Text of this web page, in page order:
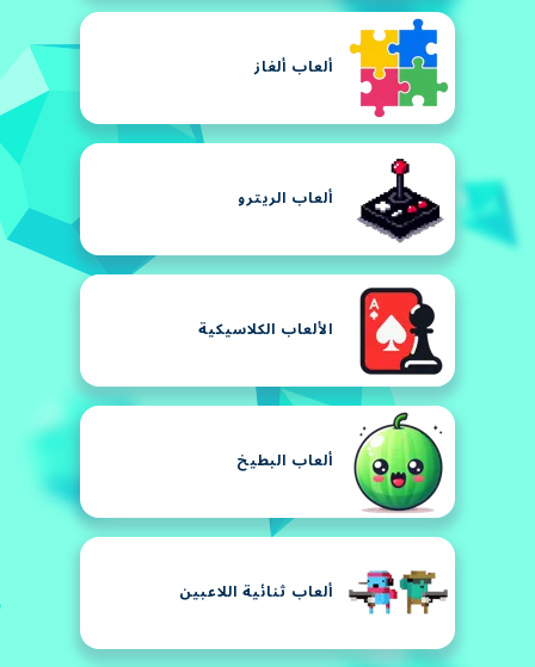
ألعاب ألغاز
ألعاب الريترو
الألعاب الكلاسيكية
ألعاب البطيخ
ألعاب ثنائية اللاعبين